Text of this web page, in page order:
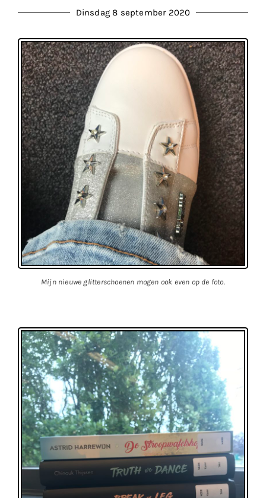
Dinsdag 8 september 2020
Mijn nieuwe glitterschoenen mogen ook even op de foto.